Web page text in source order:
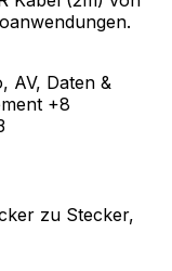
AV, Daten &
+8
zu Stecker,